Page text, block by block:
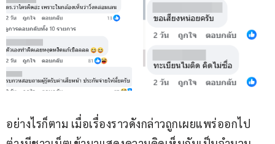
อย่างไรก็ตาม เมื่อเรื่องราวดังกล่าวถูกเผยแพร่ออกไป